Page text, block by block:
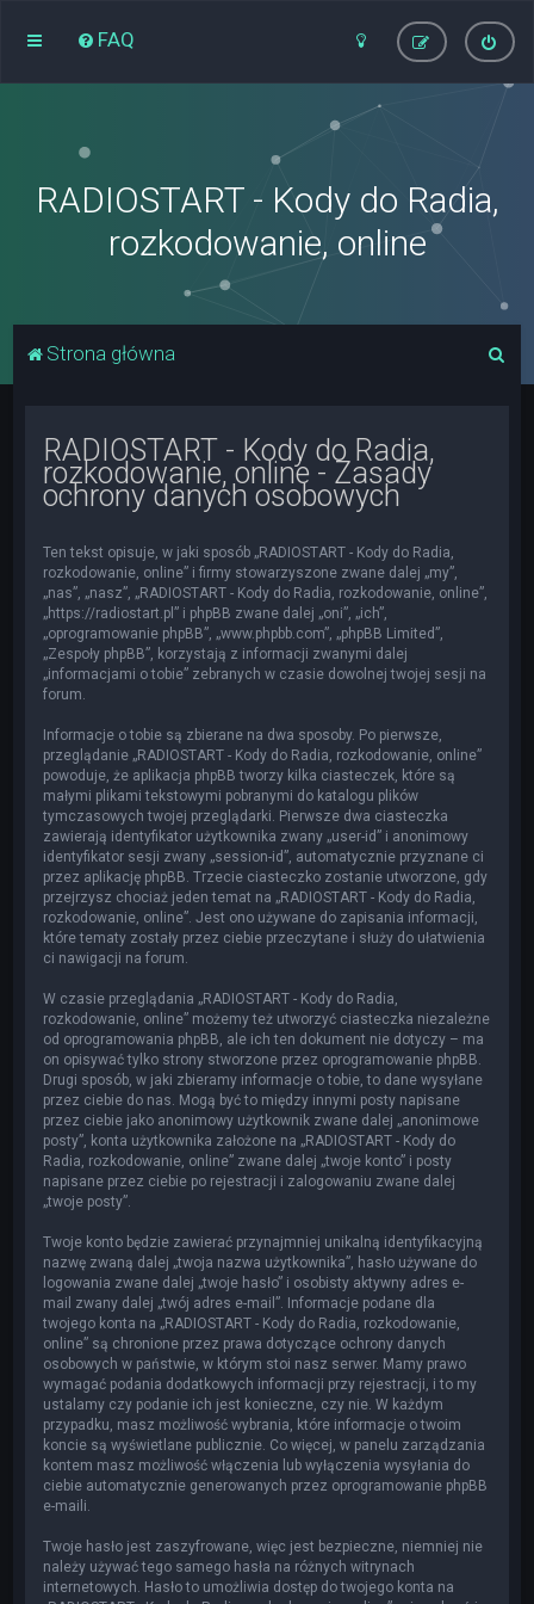
FAQ
RADIOSTART - Kody do Radia,
rozkodowanie, online
Strona główna
RADIOSTART - Kody do Radia,
rozkodowanie, online - Zasady
ochrony danych osobowych
Ten tekst opisuje, w jaki sposób „RADIOSTART - Kody do Radia,
rozkodowanie, online” i firmy stowarzyszone zwane dalej „my”,
„nas”, „nasz”, „RADIOSTART - Kody do Radia, rozkodowanie, online”,
„https://radiostart.pl” i phpBB zwane dalej „oni”, „ich”,
„oprogramowanie phpBB”, „www.phpbb.com”, „phpBB Limited”,
„Zespoły phpBB”, korzystają z informacji zwanymi dalej
„informacjami o tobie” zebranych w czasie dowolnej twojej sesji na
forum.
Informacje o tobie są zbierane na dwa sposoby. Po pierwsze,
przeglądanie „RADIOSTART - Kody do Radia, rozkodowanie, online”
powoduje, że aplikacja phpBB tworzy kilka ciasteczek, które są
małymi plikami tekstowymi pobranymi do katalogu plików
tymczasowych twojej przeglądarki. Pierwsze dwa ciasteczka
zawierają identyfikator użytkownika zwany „user-id” i anonimowy
identyfikator sesji zwany „session-id”, automatycznie przyznane ci
przez aplikację phpBB. Trzecie ciasteczko zostanie utworzone, gdy
przejrzysz chociaż jeden temat na „RADIOSTART - Kody do Radia,
rozkodowanie, online”. Jest ono używane do zapisania informacji,
które tematy zostały przez ciebie przeczytane i służy do ułatwienia
ci nawigacji na forum.
W czasie przeglądania „RADIOSTART - Kody do Radia,
rozkodowanie, online” możemy też utworzyć ciasteczka niezależne
od oprogramowania phpBB, ale ich ten dokument nie dotyczy – ma
on opisywać tylko strony stworzone przez oprogramowanie phpBB.
Drugi sposób, w jaki zbieramy informacje o tobie, to dane wysyłane
przez ciebie do nas. Mogą być to między innymi posty napisane
przez ciebie jako anonimowy użytkownik zwane dalej „anonimowe
posty”, konta użytkownika założone na „RADIOSTART - Kody do
Radia, rozkodowanie, online” zwane dalej „twoje konto” i posty
napisane przez ciebie po rejestracji i zalogowaniu zwane dalej
„twoje posty”.
Twoje konto będzie zawierać przynajmniej unikalną identyfikacyjną
nazwę zwaną dalej „twoja nazwa użytkownika”, hasło używane do
logowania zwane dalej „twoje hasło” i osobisty aktywny adres e-
mail zwany dalej „twój adres e-mail”. Informacje podane dla
twojego konta na „RADIOSTART - Kody do Radia, rozkodowanie,
online” są chronione przez prawa dotyczące ochrony danych
osobowych w państwie, w którym stoi nasz serwer. Mamy prawo
wymagać podania dodatkowych informacji przy rejestracji, i to my
ustalamy czy podanie ich jest konieczne, czy nie. W każdym
przypadku, masz możliwość wybrania, które informacje o twoim
koncie są wyświetlane publicznie. Co więcej, w panelu zarządzania
kontem masz możliwość włączenia lub wyłączenia wysyłania do
ciebie automatycznie generowanych przez oprogramowanie phpBB
e-maili.
Twoje hasło jest zaszyfrowane, więc jest bezpieczne, niemniej nie
należy używać tego samego hasła na różnych witrynach
internetowych. Hasło to umożliwia dostęp do twojego konta na